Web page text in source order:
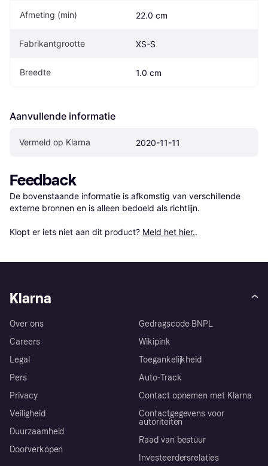
Afmeting (min) 22.0 cm
Fabrikantgrootte XS-S
Breedte 1.0 cm
Aanvullende informatie
Vermeld op Klarna 2020-11-11
Feedback
De bovenstaande informatie is afkomstig van verschillende
externe bronnen en is alleen bedoeld als richtlijn.
Klopt er iets niet aan dit product? Meld het hier..
Klarna
Over ons
Careers
Legal
Pers
Privacy
Veiligheid
Duurzaamheid
Doorverkopen
Gedragscode BNPL
Wikipink
Toegankelijkheid
Auto-Track
Contact opnemen met Klarna
Contactgegevens voor
autoriteiten
Raad van bestuur
Investeerdersrelaties